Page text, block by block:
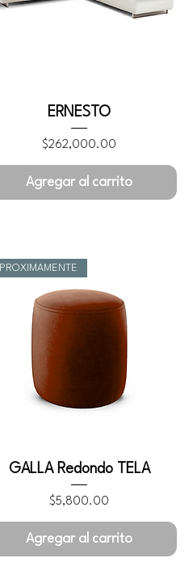
ERNESTO
Precio
$262,000.00
Agregar al carrito
PROXIMAMENTE
GALLA Redondo TELA
Precio
$5,800.00
Agregar al carrito